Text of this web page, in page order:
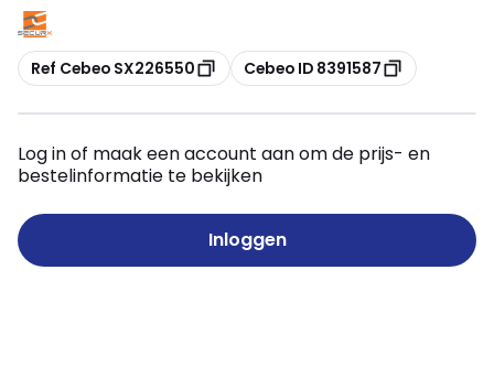
Kopiëren
Ref Cebeo SX226550 Kopiëren
Cebeo ID 8391587
Log in of maak een account aan om de prijs- en
bestelinformatie te bekijken
Inloggen